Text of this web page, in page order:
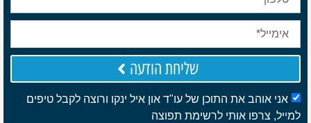
אני אוהב את התוכן של עו"ד און איל ינקו ורוצה לקבל טיפים
למייל, צרפו אותי לרשימת תפוצה
שליחת הודעה